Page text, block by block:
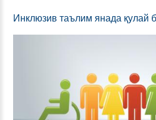
Инклюзив таълим янада қулай